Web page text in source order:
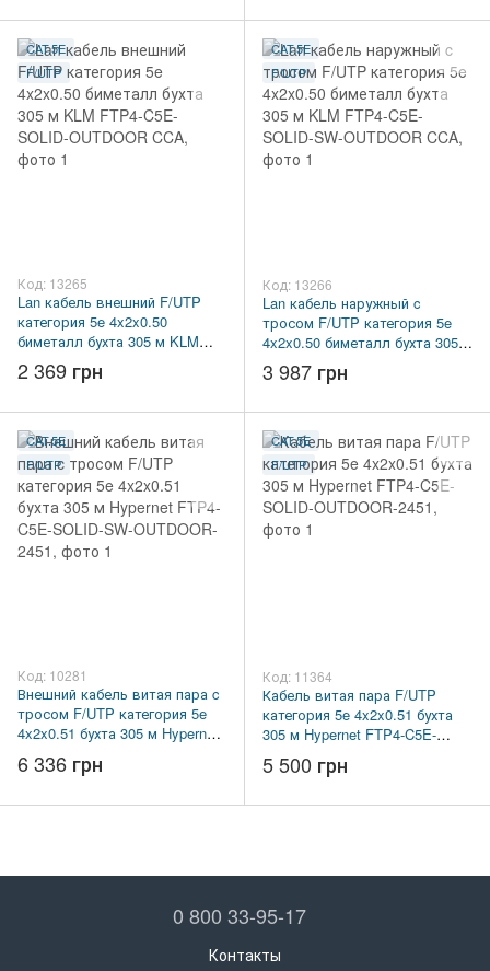
CAT.5E
F/UTP
Код: 13265
Lan кабель внешний F/UTP
категория 5e 4x2x0.50
биметалл бухта 305 м KLM
FTP4-C5E-SOLID-OUTDOOR
CCA
2 369 грн
CAT.5E
F/UTP
Код: 13266
Lan кабель наружный c
тросом F/UTP категория 5e
4x2x0.50 биметалл бухта 305 м
KLM FTP4-C5E-SOLID-SW-
OUTDOOR CCA
3 987 грн
CAT.5E
F/UTP
Код: 10281
Внешний кабель витая пара c
тросом F/UTP категория 5e
4x2x0.51 бухта 305 м Hypernet
FTP4-C5E-SOLID-SW-
OUTDOOR-2451
6 336 грн
CAT.5E
F/UTP
Код: 11364
Кабель витая пара F/UTP
категория 5e 4x2x0.51 бухта
305 м Hypernet FTP4-C5E-
SOLID-OUTDOOR-2451
5 500 грн
0 800 33-95-17
Контакты